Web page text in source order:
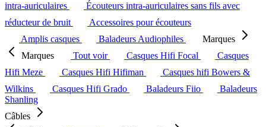
intra-auriculaires
Écouteurs intra-auriculaires sans fils avec
réducteur de bruit
Accessoires pour écouteurs
Amplis casques
Baladeurs Audiophiles
Marques
Marques
Tout voir Casques Hifi Focal
Casques
Hifi Meze
Casques Hifi Hifiman
Casques hifi Bowers &
Wilkins
Casques Hifi Grado Baladeurs Fiio
Baladeurs
Shanling
Câbles